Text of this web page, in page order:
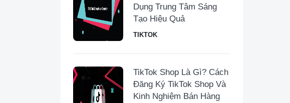
Dụng Trung Tâm Sáng
Tạo Hiệu Quả
TIKTOK
TikTok Shop Là Gì? Cách
Đăng Ký TikTok Shop Và
Kinh Nghiệm Bán Hàng